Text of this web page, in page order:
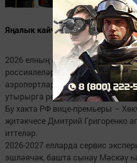
Яңалык кайчан гамәлгә керә?
2026 елның беренче
россиялеләргә Шереметьево һәм
аэропортларында самолетларга
утырырга рөхсәт итәчәкләр.
Бу хакта РФ вице-премьеры –
җитәкчесе Дмитрий Григоренко
иттеләр.
2026-2027 елларда сервис
эшләячәк, башта сынау Мәскәү